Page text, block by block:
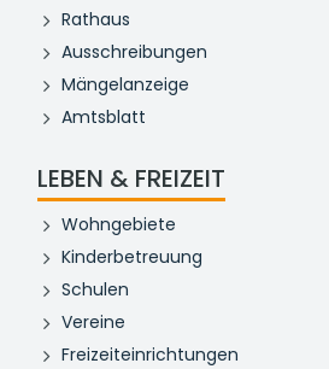
Rathaus
Ausschreibungen
Mängelanzeige
Amtsblatt
LEBEN & FREIZEIT
Wohngebiete
Kinderbetreuung
Schulen
Vereine
Freizeiteinrichtungen